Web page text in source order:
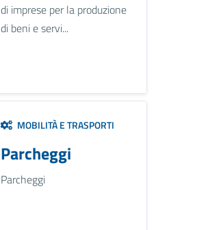
di imprese per la produzione
di beni e servi...
MOBILITÀ E TRASPORTI
Parcheggi
Parcheggi